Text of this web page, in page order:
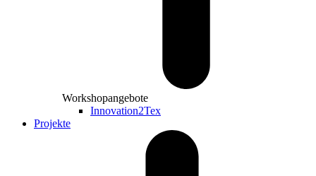
Workshopangebote
Innovation2Tex
Projekte